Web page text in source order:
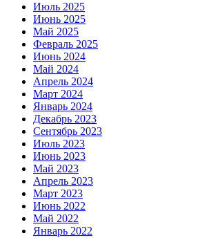
Июль 2025
Июнь 2025
Май 2025
Февраль 2025
Июнь 2024
Май 2024
Апрель 2024
Март 2024
Январь 2024
Декабрь 2023
Сентябрь 2023
Июль 2023
Июнь 2023
Май 2023
Апрель 2023
Март 2023
Июнь 2022
Май 2022
Январь 2022